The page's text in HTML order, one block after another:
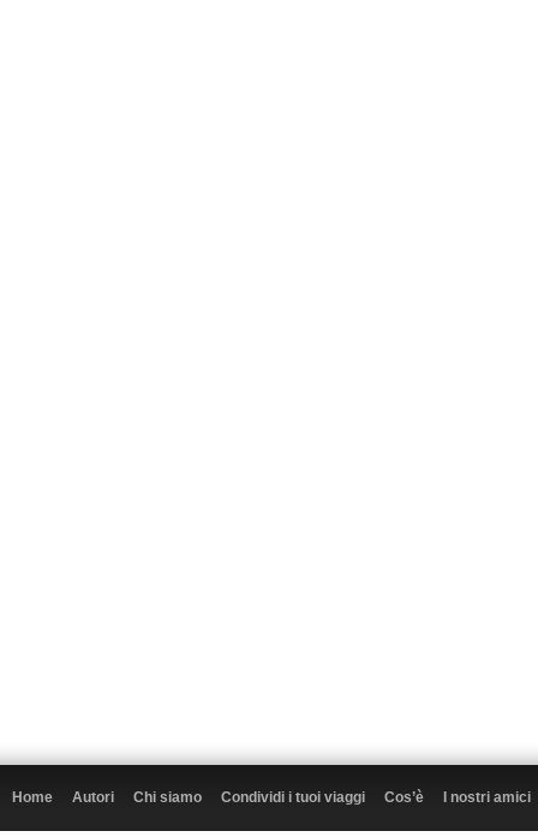
Home Autori Chi siamo Condividi i tuoi viaggi Cos’è I nostri amici